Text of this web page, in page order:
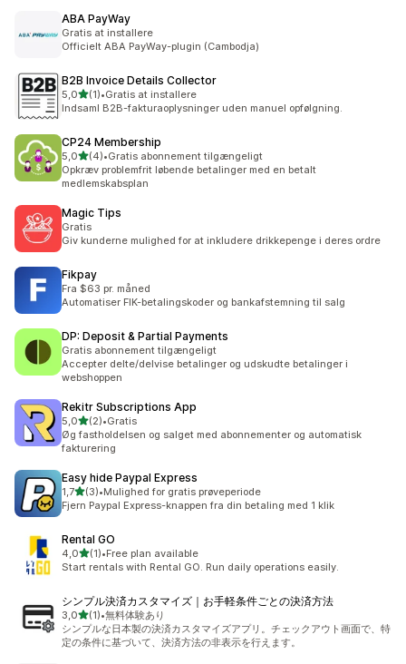
ABA PayWay
Gratis at installere
Officielt ABA PayWay-plugin (Cambodja)
B2B Invoice Details Collector
5,0ud af 5 stjerner
(1)
1 anmeldelser i alt
•Gratis at installere
Indsaml B2B-fakturaoplysninger uden manuel opfølgning.
CP24 Membership
5,0ud af 5 stjerner
(4)
4 anmeldelser i alt
•Gratis abonnement tilgængeligt
Opkræv problemfrit løbende betalinger med en betalt
medlemskabsplan
Magic Tips
Gratis
Giv kunderne mulighed for at inkludere drikkepenge i deres ordre
Fikpay
Fra $63 pr. måned
Automatiser FIK-betalingskoder og bankafstemning til salg
DP: Deposit & Partial Payments
Gratis abonnement tilgængeligt
Accepter delte/delvise betalinger og udskudte betalinger i
webshoppen
Rekitr Subscriptions App
5,0ud af 5 stjerner
(2)
2 anmeldelser i alt
•Gratis
Øg fastholdelsen og salget med abonnementer og automatisk
fakturering
Easy hide Paypal Express
1,7ud af 5 stjerner
(3)
3 anmeldelser i alt
•Mulighed for gratis prøveperiode
Fjern Paypal Express-knappen fra din betaling med 1 klik
Rental GO
4,0ud af 5 stjerner
(1)
1 anmeldelser i alt
•Free plan available
Start rentals with Rental GO. Run daily operations easily.
シンプル決済カスタマイズ｜お手軽条件ごとの決済方法
3,0ud af 5 stjerner
(1)
1 anmeldelser i alt
•無料体験あり
シンプルな日本製の決済カスタマイズアプリ。チェックアウト画面で、特
定の条件に基づいて、決済方法の非表示を行えます。